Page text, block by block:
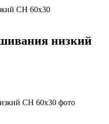
СН 60х30
низкий